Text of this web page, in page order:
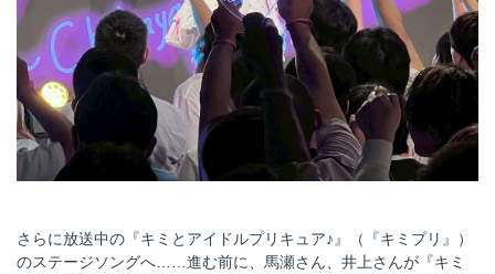
さらに放送中の『キミとアイドルプリキュア♪』（『キミプリ』）
のステージソングへ……進む前に、馬瀬さん、井上さんが『キミ